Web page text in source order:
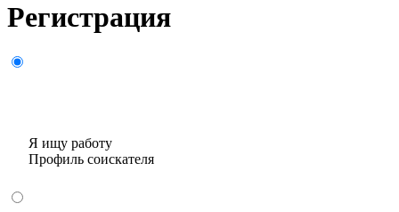
Регистрация
Я ищу работу
Профиль соискателя